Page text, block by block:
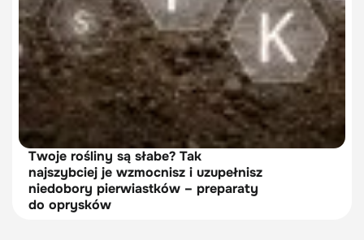
Twoje rośliny są słabe? Tak
najszybciej je wzmocnisz i uzupełnisz
niedobory pierwiastków – preparaty
do oprysków